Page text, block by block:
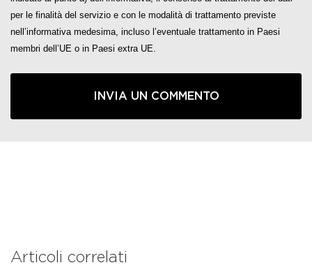
per le finalità del servizio e con le modalità di trattamento previste
nell’informativa medesima, incluso l’eventuale trattamento in Paesi
membri dell’UE o in Paesi extra UE.
Articoli correlati